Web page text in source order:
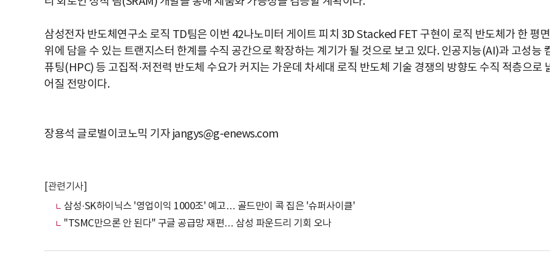
삼성전자 반도체연구소 로직 TD팀은 이번 42나노미터 게이트 피치 3D Stacked FET 구현이 로직 반도체가 한 평면
위에 담을 수 있는 트랜지스터 한계를 수직 공간으로 확장하는 계기가 될 것으로 보고 있다. 인공지능(AI)과 고성능
퓨팅(HPC) 등 고집적·저전력 반도체 수요가 커지는 가운데 차세대 로직 반도체 기술 경쟁의 방향도 수직 적층으로
어질 전망이다.
장용석 글로벌이코노믹 기자 jangys@g-enews.com
[관련기사]
삼성·SK하이닉스 '영업이익 1000조' 예고… 골드만이 콕 집은 '슈퍼사이클'
"TSMC만으론 안 된다" 구글 공급망 재편… 삼성 파운드리 기회 오나